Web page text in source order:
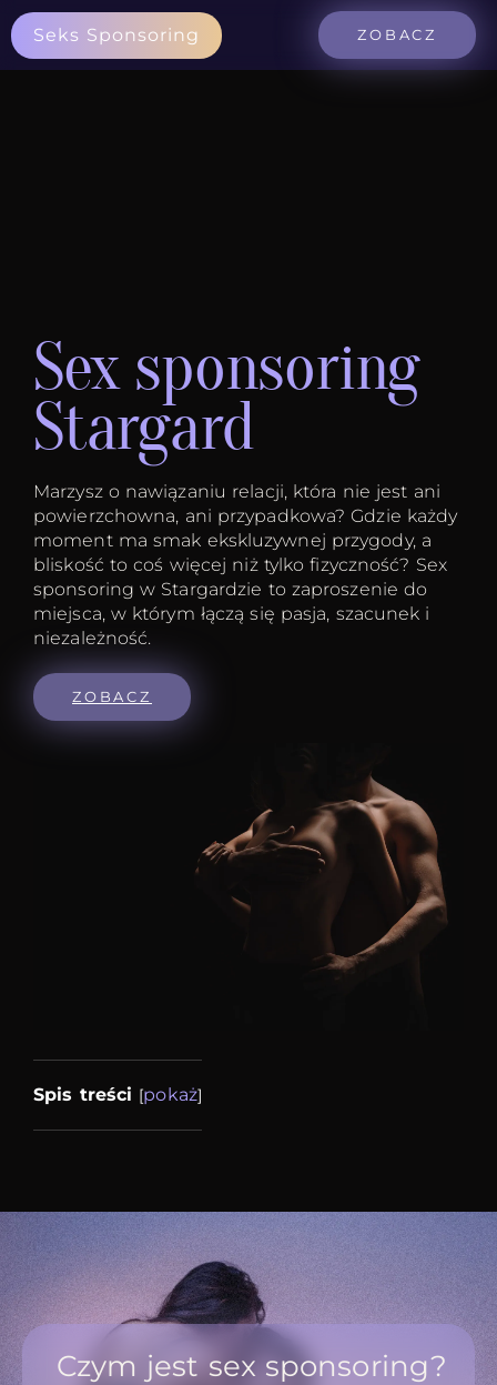
Seks Sponsoring ZOBACZ
Sex sponsoring
Stargard
Marzysz o nawiązaniu relacji, która nie jest ani
powierzchowna, ani przypadkowa? Gdzie każdy
moment ma smak ekskluzywnej przygody, a
bliskość to coś więcej niż tylko fizyczność? Sex
sponsoring w Stargardzie to zaproszenie do
miejsca, w którym łączą się pasja, szacunek i
niezależność.
ZOBACZ
Spis treści [pokaż]
Czym jest sex sponsoring?